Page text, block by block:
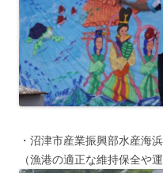
・沼津市産業振興部水産海
（漁港の適正な維持保全や運